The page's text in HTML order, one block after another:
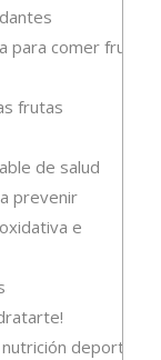
para comer fruta
frutas
de salud
prevenir
e
deportiva